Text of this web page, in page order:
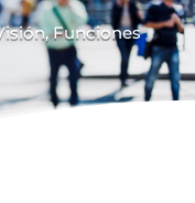
Funciones